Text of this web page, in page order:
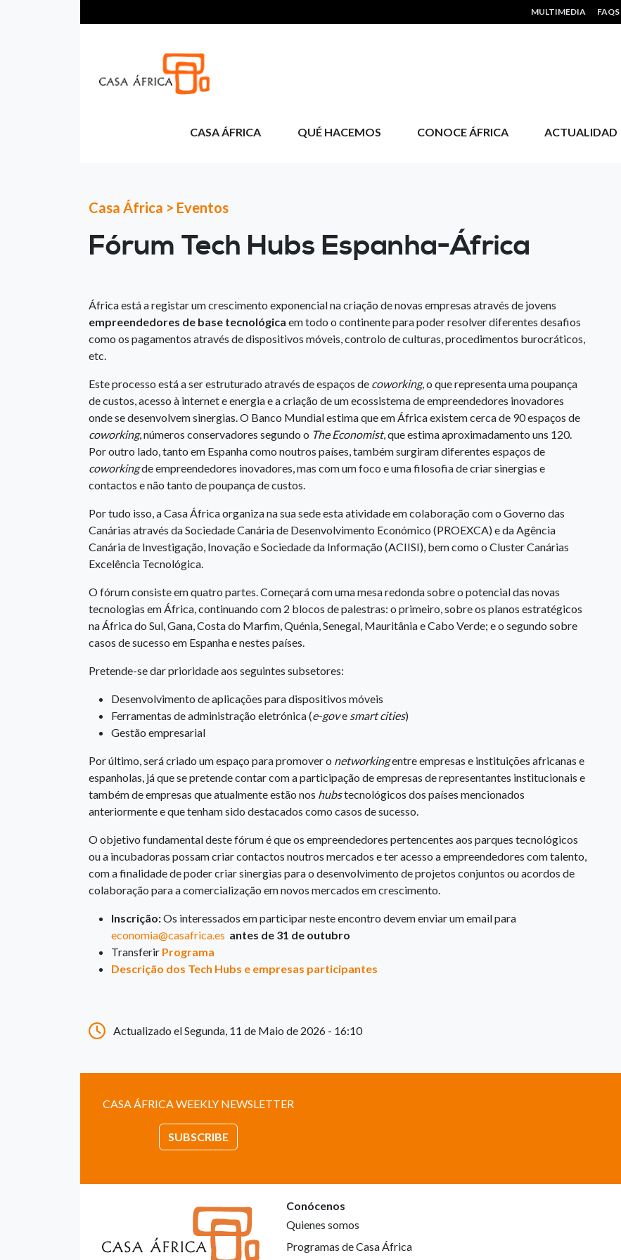
HEADER MENU
MULTIMEDIA FAQS
CASA ÁFRICA QUÉ HACEMOS CONOCE ÁFRICA ACTUALIDAD
Casa África > Eventos
Fórum Tech Hubs Espanha-África
África está a registar um crescimento exponencial na criação de novas empresas através de jovens
empreendedores de base tecnológica em todo o continente para poder resolver diferentes desafios
como os pagamentos através de dispositivos móveis, controlo de culturas, procedimentos burocráticos,
etc.
Este processo está a ser estruturado através de espaços de coworking, o que representa uma poupança
de custos, acesso à internet e energia e a criação de um ecossistema de empreendedores inovadores
onde se desenvolvem sinergias. O Banco Mundial estima que em África existem cerca de 90 espaços de
coworking, números conservadores segundo o The Economist, que estima aproximadamento uns 120.
Por outro lado, tanto em Espanha como noutros países, também surgiram diferentes espaços de
coworkingde empreendedores inovadores, mas com um foco e uma filosofia de criar sinergias e
contactos e não tanto de poupança de custos.
Por tudo isso, a Casa África organiza na sua sede esta atividade em colaboração com o Governo das
Canárias através da Sociedade Canária de Desenvolvimento Económico (PROEXCA) e da Agência
Canária de Investigação, Inovação e Sociedade da Informação (ACIISI), bem como o Cluster Canárias
Excelência Tecnológica.
O fórum consiste em quatro partes. Começará com uma mesa redonda sobre o potencial das novas
tecnologias em África, continuando com 2 blocos de palestras: o primeiro, sobre os planos estratégicos
na África do Sul, Gana, Costa do Marfim, Quénia, Senegal, Mauritânia e Cabo Verde; e o segundo sobre
casos de sucesso em Espanha e nestes países.
Pretende-se dar prioridade aos seguintes subsetores:
Desenvolvimento de aplicações para dispositivos móveis
Ferramentas de administração eletrónica (e-gove smart cities)
Gestão empresarial
Por último, será criado um espaço para promover o networkingentre empresas e instituições africanas e
espanholas, já que se pretende contar com a participação de empresas de representantes institucionais e
também de empresas que atualmente estão nos hubstecnológicos dos países mencionados
anteriormente e que tenham sido destacados como casos de sucesso.
O objetivo fundamental deste fórum é que os empreendedores pertencentes aos parques tecnológicos
ou a incubadoras possam criar contactos noutros mercados e ter acesso a empreendedores com talento,
com a finalidade de poder criar sinergias para o desenvolvimento de projetos conjuntos ou acordos de
colaboração para a comercialização em novos mercados em crescimento.
Inscrição:Os interessados em participar neste encontro devem enviar um email para
economia@casafrica.es antes de 31 de outubro
Transferir Programa
Descrição dos Tech Hubs e empresas participantes
Actualizado el Segunda, 11 de Maio de 2026 - 16:10
CASA ÁFRICA WEEKLY NEWSLETTER
SUBSCRIBE
Conócenos
Quienes somos
Programas de Casa África